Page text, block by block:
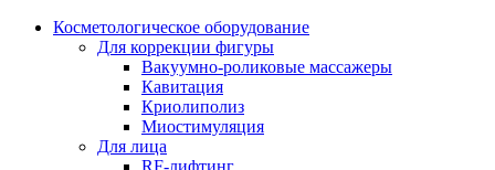
Косметологическое оборудование
Для коррекции фигуры
Вакуумно-роликовые массажеры
Кавитация
Криолиполиз
Миостимуляция
Для лица
RF-лифтинг